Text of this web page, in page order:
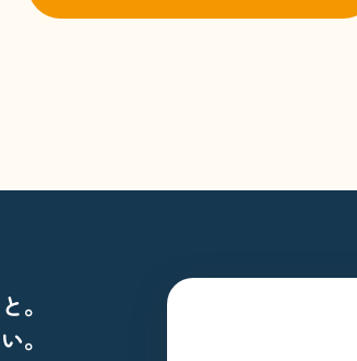
。
。